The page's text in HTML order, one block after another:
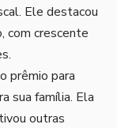
Ele destacou
com crescente
prêmio para
sua família. Ela
outras